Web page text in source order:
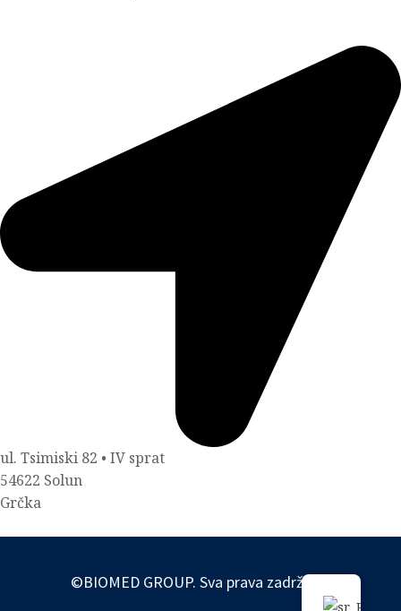
ul. Tsimiski 82 • IV sprat
54622 Solun
Grčka
©BIOMED GROUP. Sva prava zadržana.